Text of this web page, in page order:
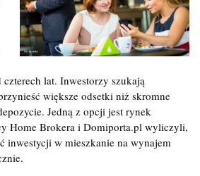
czterech lat. Inwestorzy szukają
większe odsetki niż skromne
Jedną z opcji jest rynek
Home Brokera i Domiporta.pl wyliczyli,
inwestycji w mieszkanie na wynajem